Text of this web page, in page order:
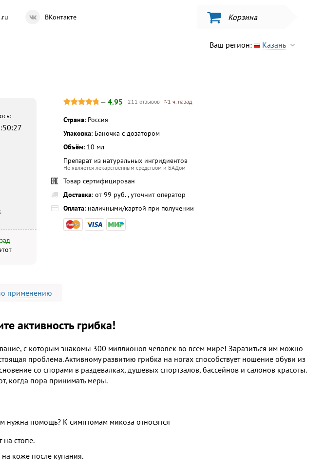
ВКонтакте Корзина
Ваш регион: Казань
— 4.95 211 отзывов ≈1 ч. назад
Страна: Россия
Упаковка: Баночка с дозатором
Объём: 10 мл
Препарат из натуральных ингридиентов
Не является лекарственным средством и БАДом
Товар сертифицирован
Доставка: от 99 руб. , уточнит оператор
Оплата: наличными/картой при получении
применению
активность грибка!
с которым знакомы 300 миллионов человек во всем мире! Заразиться им можно
проблема. Активному развитию грибка на ногах способствует ношение обуви из
со спорами в раздевалках, душевых спортзалов, бассейнов и салонов красоты.
когда пора принимать меры.
нужна помощь? К симптомам микоза относятся
стопе.
коже после купания.